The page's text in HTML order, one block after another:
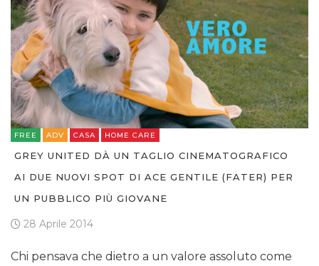
FREE ADV CASA HOME CARE
GREY UNITED DÀ UN TAGLIO CINEMATOGRAFICO
AI DUE NUOVI SPOT DI ACE GENTILE (FATER) PER
UN PUBBLICO PIÙ GIOVANE
28 Aprile 2014
Chi pensava che dietro a un valore assoluto come